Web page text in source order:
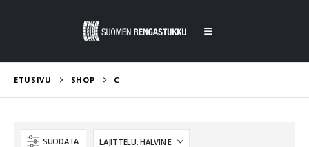
ETUSIVU SHOP C
SUODATA